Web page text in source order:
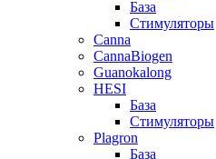
База
Стимуляторы
Canna
CannaBiogen
Guanokalong
HESI
База
Стимуляторы
Plagron
База